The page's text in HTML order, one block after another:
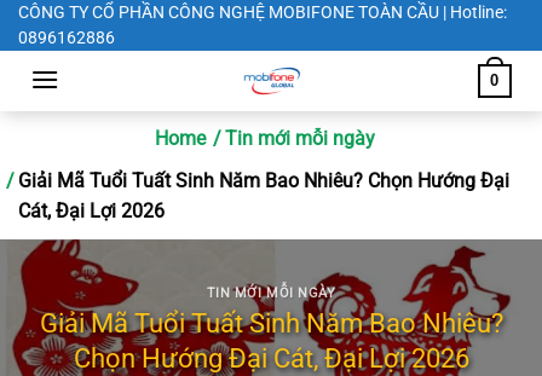
Chuyển
đến
CÔNG TY CỔ PHẦN CÔNG NGHỆ MOBIFONE TOÀN CẦU | Hotline:
0896162886
0
Home
Tin mới mỗi ngày
Giải Mã Tuổi Tuất Sinh Năm Bao Nhiêu? Chọn Hướng Đại
Cát, Đại Lợi 2026
TIN MỚI MỖI NGÀY
Giải Mã Tuổi Tuất Sinh Năm Bao Nhiêu?
Chọn Hướng Đại Cát, Đại Lợi 2026